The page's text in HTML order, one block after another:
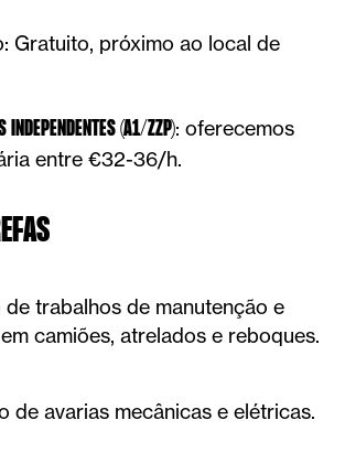
Gratuito, próximo ao local de
INDEPENDENTES (A1/ZZP): oferecemos
entre €32-36/h.
de trabalhos de manutenção e
camiões, atrelados e reboques.
de avarias mecânicas e elétricas.